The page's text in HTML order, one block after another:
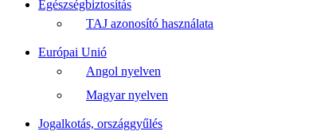
Egészségbiztosítás
TAJ azonosító használata
Európai Unió
Angol nyelven
Magyar nyelven
Jogalkotás, országgyűlés